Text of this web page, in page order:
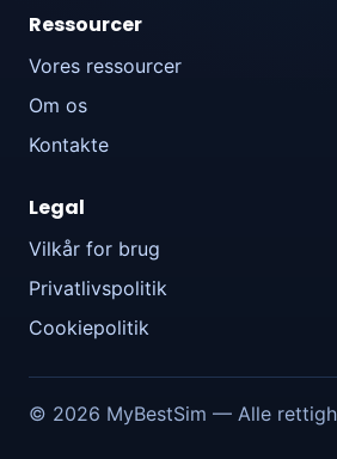
Ressourcer
Vores ressourcer
Om os
Kontakte
Legal
Vilkår for brug
Privatlivspolitik
Cookiepolitik
© 2026 MyBestSim — Alle